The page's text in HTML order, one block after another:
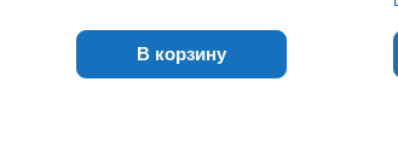
В корзину